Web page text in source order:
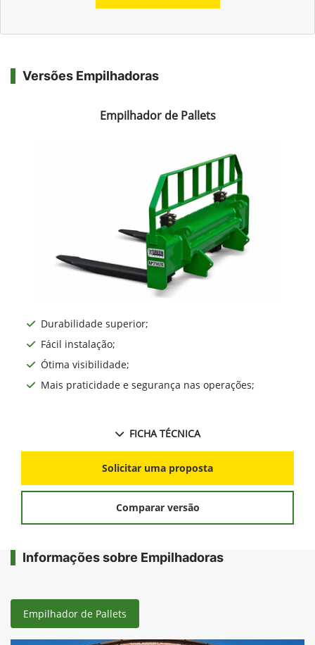
Versões Empilhadoras
Empilhador de Pallets
Durabilidade superior;
Fácil instalação;
Ótima visibilidade;
Mais praticidade e segurança nas operações;
FICHA TÉCNICA
Solicitar uma proposta
Comparar versão
Informações sobre Empilhadoras
Empilhador de Pallets